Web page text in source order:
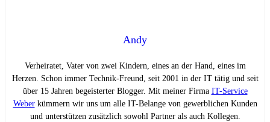
Andy
Verheiratet, Vater von zwei Kindern, eines an der Hand, eines im
Herzen. Schon immer Technik-Freund, seit 2001 in der IT tätig und seit
über 15 Jahren begeisterter Blogger. Mit meiner Firma IT-Service
Weberkümmern wir uns um alle IT-Belange von gewerblichen Kunden
und unterstützen zusätzlich sowohl Partner als auch Kollegen.